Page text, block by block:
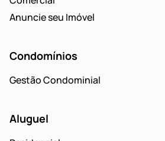
Anuncie seu Imóvel
Condomínios
Gestão Condominial
Aluguel